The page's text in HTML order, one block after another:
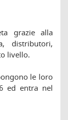
grazie alla
distributori,
livello.
le loro
ed entra nel